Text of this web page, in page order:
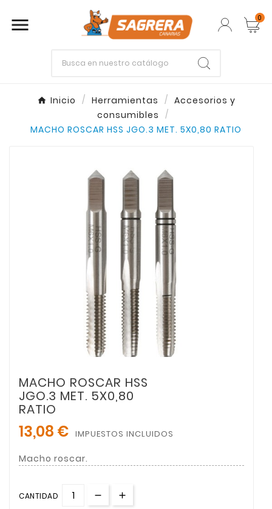
 0
Inicio Herramientas
Accesorios y
consumibles
MACHO ROSCAR HSS JGO.3 MET. 5X0,80 RATIO
MACHO ROSCAR HSS
JGO.3 MET. 5X0,80
RATIO
13,08 € IMPUESTOS INCLUIDOS
Macho roscar.
CANTIDAD